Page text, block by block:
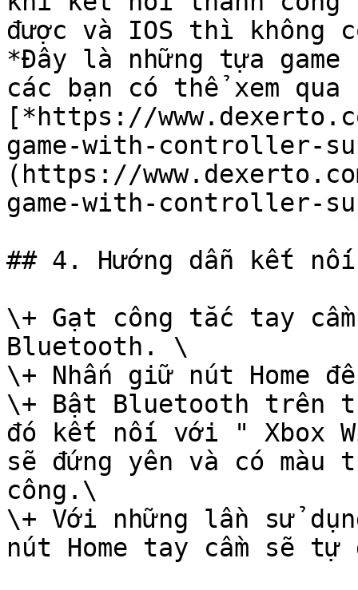
được và IOS thì không có
*Đây là những tựa
các bạn có thể xem
[*https://
game-with-controller-
(https://
game-with-controller-
## 4. Hướng dẫn kết
\+ Gạt công tắc tay
Bluetooth. \
\+ Nhấn giữ nút Home
\+ Bật Bluetooth trên
đó kết nối với " Xbox
sẽ đứng yên và có
công.\
\+ Với những lần sử
nút Home tay cầm sẽ